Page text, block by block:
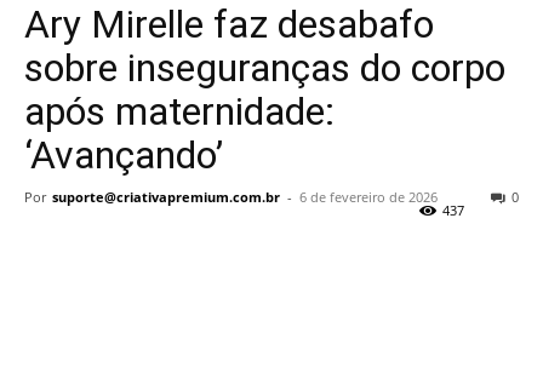
Ary Mirelle faz desabafo
sobre inseguranças do corpo
após maternidade:
‘Avançando’
Por suporte@criativapremium.com.br - 6 de fevereiro de 2026 0
437